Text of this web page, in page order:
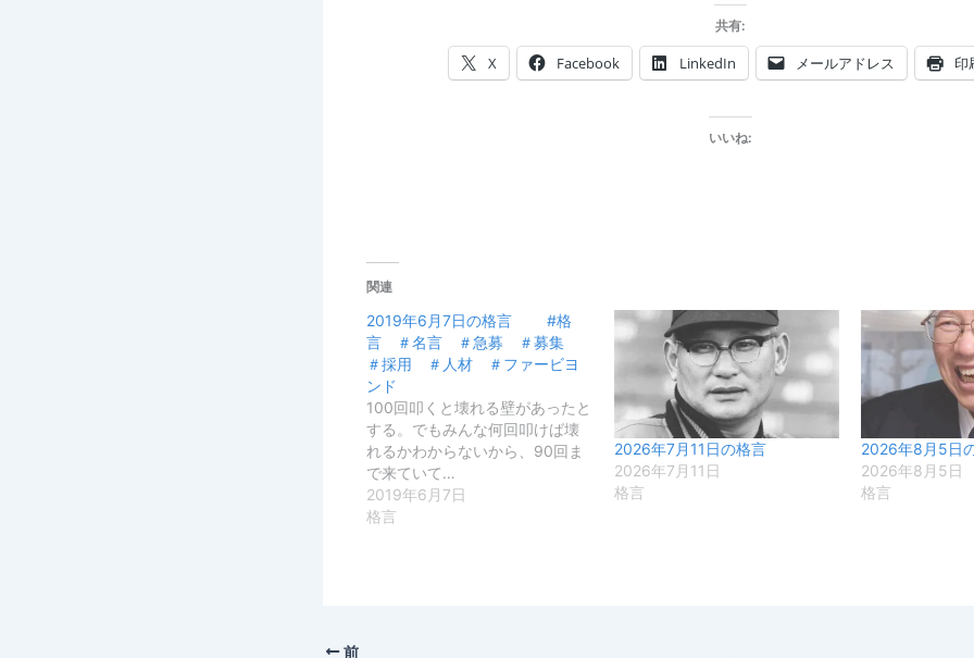
共有:
X Facebook LinkedIn メールアドレス 印
いいね:
関連
2019年6月7日の格言 #格
言 ＃名言 ＃急募 ＃募集
＃採用 ＃人材 ＃ファービヨ
ンド
100回叩くと壊れる壁があったと
する。でもみんな何回叩けば壊
れるかわからないから、90回ま
で来ていて…
2019年6月7日
格言
2026年7月11日の格言
2026年7月11日
格言
2026年8月5日
2026年8月5日
格言
前